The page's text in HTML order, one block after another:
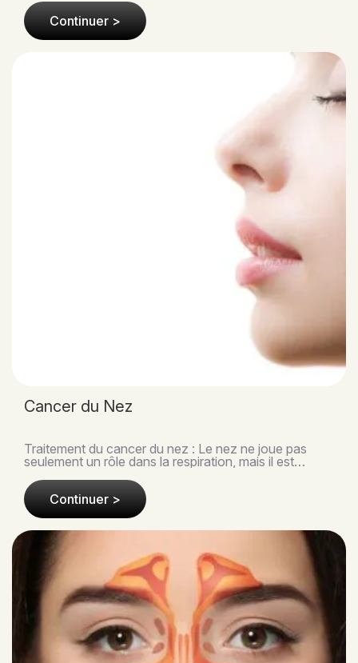
Continuer >
Cancer du Nez
Traitement du cancer du nez : Le nez ne joue pas
seulement un rôle dans la respiration, mais il est
Continuer >